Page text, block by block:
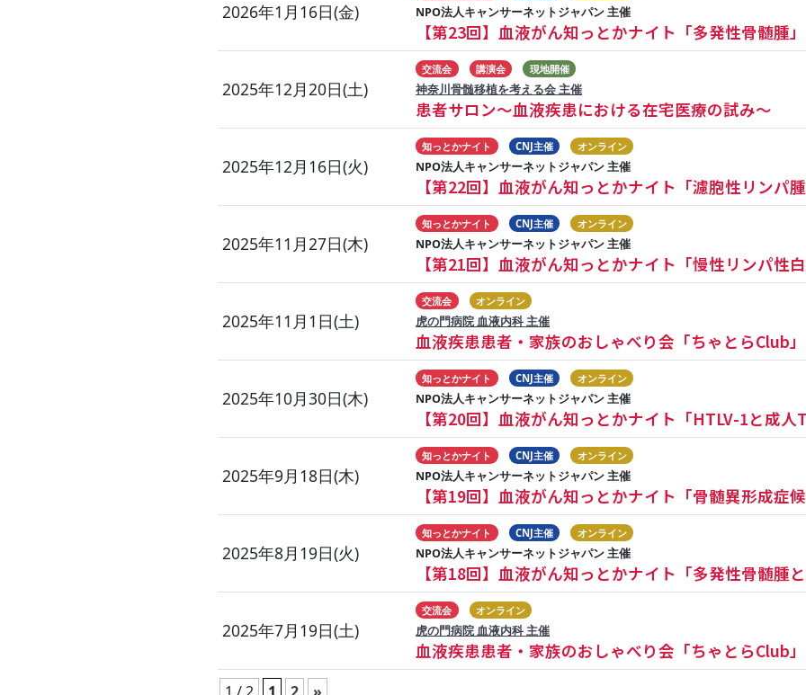
2026年1月16日(金) NPO法人キャンサーネットジャパン 主催
【第23回】血液がん知っとかナイト「多発性骨髄腫」
2025年12月20日(土)
交流会 講演会 現地開催
神奈川骨髄移植を考える会 主催
患者サロン～血液疾患における在宅医療の試み～
2025年12月16日(火)
知っとかナイト CNJ主催 オンライン
NPO法人キャンサーネットジャパン 主催
【第22回】血液がん知っとかナイト「濾胞性リンパ腫
2025年11月27日(木)
知っとかナイト CNJ主催 オンライン
NPO法人キャンサーネットジャパン 主催
【第21回】血液がん知っとかナイト「慢性リンパ性白
2025年11月1日(土)
交流会 オンライン
虎の門病院 血液内科 主催
血液疾患患者・家族のおしゃべり会「ちゃとらClub」
2025年10月30日(木)
知っとかナイト CNJ主催 オンライン
NPO法人キャンサーネットジャパン 主催
【第20回】血液がん知っとかナイト「HTLV-1と成人
2025年9月18日(木)
知っとかナイト CNJ主催 オンライン
NPO法人キャンサーネットジャパン 主催
【第19回】血液がん知っとかナイト「骨髄異形成症候
2025年8月19日(火)
知っとかナイト CNJ主催 オンライン
NPO法人キャンサーネットジャパン 主催
【第18回】血液がん知っとかナイト「多発性骨髄腫と
2025年7月19日(土)
交流会 オンライン
虎の門病院 血液内科 主催
血液疾患患者・家族のおしゃべり会「ちゃとらClub」